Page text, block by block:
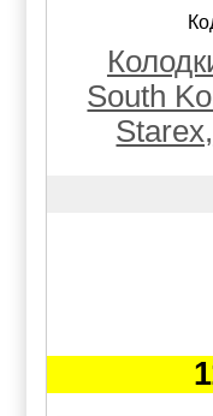
South